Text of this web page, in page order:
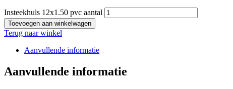
Insteekhuls 12x1.50 pvc aantal
Toevoegen aan winkelwagen
Terug naar winkel
Aanvullende informatie
Aanvullende informatie